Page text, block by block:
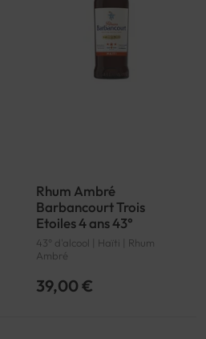
Rhum Ambré
Barbancourt Trois
Etoiles 4 ans 43°
43° d'alcool | Haïti | Rhum
Ambré
39,00 €